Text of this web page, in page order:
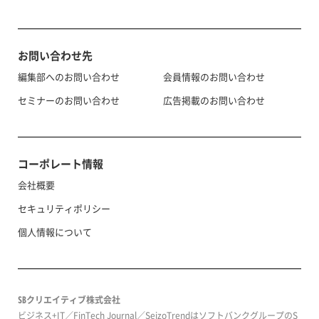
お問い合わせ先
編集部へのお問い合わせ
セミナーのお問い合わせ
会員情報のお問い合わせ
広告掲載のお問い合わせ
コーポレート情報
会社概要
セキュリティポリシー
個人情報について
SBクリエイティブ株式会社
ビジネス+IT／FinTech Journal／SeizoTrendはソフトバンクグループのS